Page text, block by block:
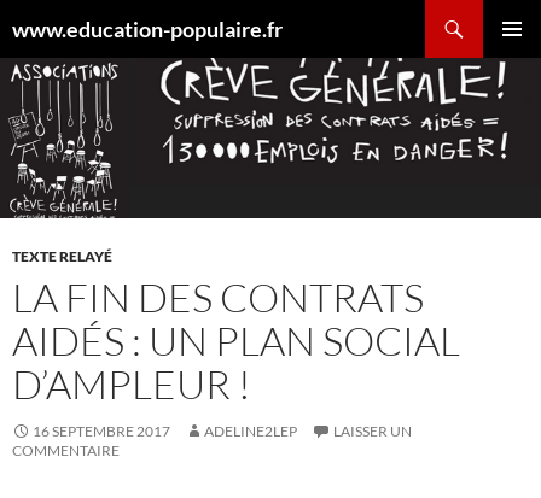
au
contenu
www.education-populaire.fr
MENU
TEXTE RELAYÉ
LA FIN DES CONTRATS
AIDÉS : UN PLAN SOCIAL
D’AMPLEUR !
16 SEPTEMBRE 2017 ADELINE2LEP
LAISSER UN
COMMENTAIRE